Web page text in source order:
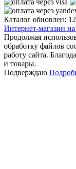
Каталог обновлен:
Интернет-магазин
Продолжая
обработку файлов
работу сайта.
и товары.
Подверждаю